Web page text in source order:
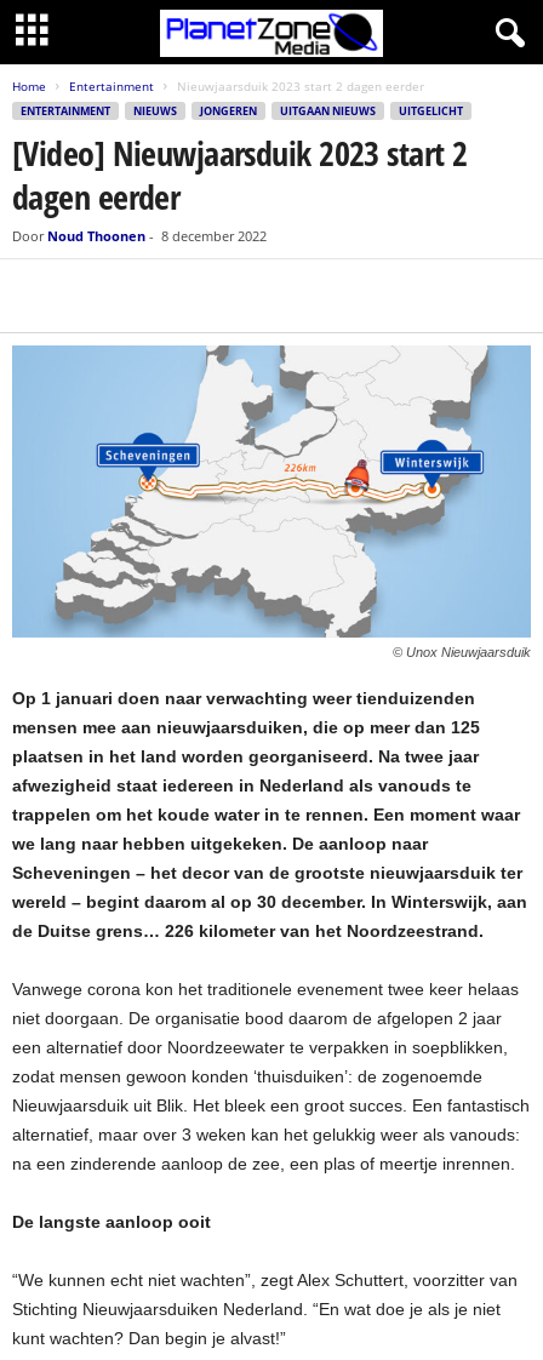
Home Entertainment Nieuwjaarsduik 2023 start 2 dagen eerder
ENTERTAINMENT NIEUWS JONGEREN UITGAAN NIEUWS UITGELICHT
[Video] Nieuwjaarsduik 2023 start 2
dagen eerder
Door Noud Thoonen - 8 december 2022
© Unox Nieuwjaarsduik
Op 1 januari doen naar verwachting weer tienduizenden
mensen mee aan nieuwjaarsduiken, die op meer dan 125
plaatsen in het land worden georganiseerd. Na twee jaar
afwezigheid staat iedereen in Nederland als vanouds te
trappelen om het koude water in te rennen. Een moment waar
we lang naar hebben uitgekeken. De aanloop naar
Scheveningen – het decor van de grootste nieuwjaarsduik ter
wereld – begint daarom al op 30 december. In Winterswijk, aan
de Duitse grens… 226 kilometer van het Noordzeestrand.
Vanwege corona kon het traditionele evenement twee keer helaas
niet doorgaan. De organisatie bood daarom de afgelopen 2 jaar
een alternatief door Noordzeewater te verpakken in soepblikken,
zodat mensen gewoon konden ‘thuisduiken’: de zogenoemde
Nieuwjaarsduik uit Blik. Het bleek een groot succes. Een fantastisch
alternatief, maar over 3 weken kan het gelukkig weer als vanouds:
na een zinderende aanloop de zee, een plas of meertje inrennen.
De langste aanloop ooit
“We kunnen echt niet wachten”, zegt Alex Schuttert, voorzitter van
Stichting Nieuwjaarsduiken Nederland. “En wat doe je als je niet
kunt wachten? Dan begin je alvast!”